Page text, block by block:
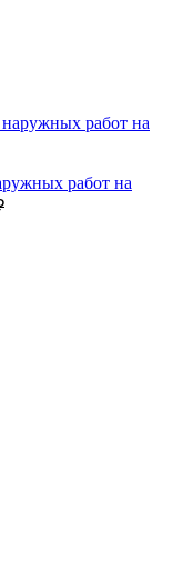
работ на